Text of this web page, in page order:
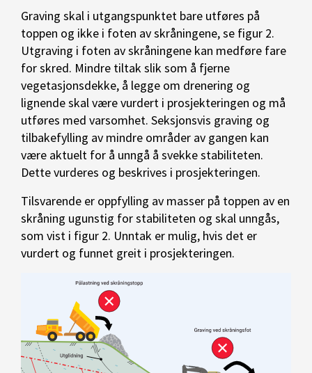
Graving skal i utgangspunktet bare utføres på
toppen og ikke i foten av skråningene, se figur 2.
Utgraving i foten av skråningene kan medføre fare
for skred. Mindre tiltak slik som å fjerne
vegetasjonsdekke, å legge om drenering og
lignende skal være vurdert i prosjekteringen og må
utføres med varsomhet. Seksjonsvis graving og
tilbakefylling av mindre områder av gangen kan
være aktuelt for å unngå å svekke stabiliteten.
Dette vurderes og beskrives i prosjekteringen.
Tilsvarende er oppfylling av masser på toppen av en
skråning ugunstig for stabiliteten og skal unngås,
som vist i figur 2. Unntak er mulig, hvis det er
vurdert og funnet greit i prosjekteringen.